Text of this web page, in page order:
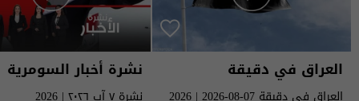
العراق في دقيقة نشرة أخبار السومرية